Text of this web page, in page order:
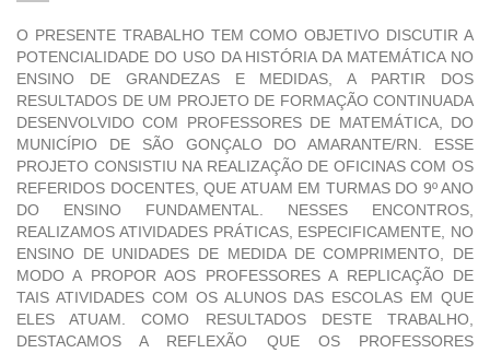
O PRESENTE TRABALHO TEM COMO OBJETIVO DISCUTIR A
POTENCIALIDADE DO USO DA HISTÓRIA DA MATEMÁTICA NO
ENSINO DE GRANDEZAS E MEDIDAS, A PARTIR DOS
RESULTADOS DE UM PROJETO DE FORMAÇÃO CONTINUADA
DESENVOLVIDO COM PROFESSORES DE MATEMÁTICA, DO
MUNICÍPIO DE SÃO GONÇALO DO AMARANTE/RN. ESSE
PROJETO CONSISTIU NA REALIZAÇÃO DE OFICINAS COM OS
REFERIDOS DOCENTES, QUE ATUAM EM TURMAS DO 9º ANO
DO ENSINO FUNDAMENTAL. NESSES ENCONTROS,
REALIZAMOS ATIVIDADES PRÁTICAS, ESPECIFICAMENTE, NO
ENSINO DE UNIDADES DE MEDIDA DE COMPRIMENTO, DE
MODO A PROPOR AOS PROFESSORES A REPLICAÇÃO DE
TAIS ATIVIDADES COM OS ALUNOS DAS ESCOLAS EM QUE
ELES ATUAM. COMO RESULTADOS DESTE TRABALHO,
DESTACAMOS A REFLEXÃO QUE OS PROFESSORES